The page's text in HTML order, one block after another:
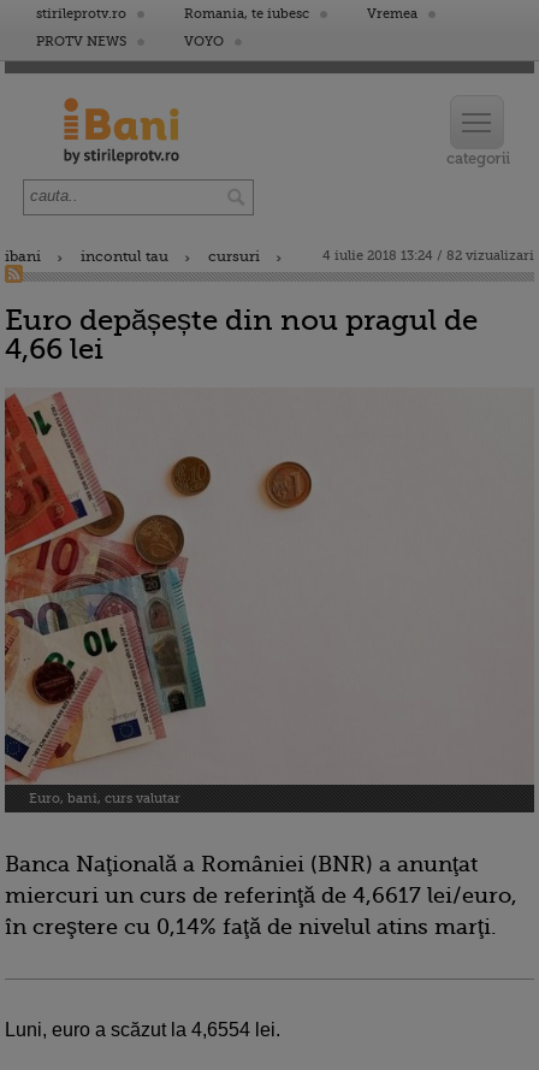
stirileprotv.ro Romania, te iubesc
Vremea
PROTV NEWS
VOYO
ibani incontul tau cursuri 4 iulie 2018 13:24 / 82 vizualizari
Euro depășește din nou pragul de
4,66 lei
Euro, bani, curs valutar
Banca Naţională a României (BNR) a anunţat
miercuri un curs de referinţă de 4,6617 lei/euro,
în creştere cu 0,14% faţă de nivelul atins marţi.
Luni, euro a scăzut la 4,6554 lei.